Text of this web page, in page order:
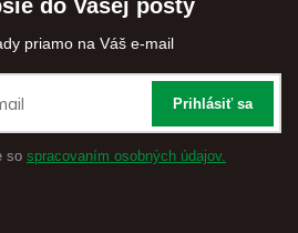
do Vašej pošty
priamo na Váš e-mail
Prihlásiť sa
so spracovaním osobných údajov.